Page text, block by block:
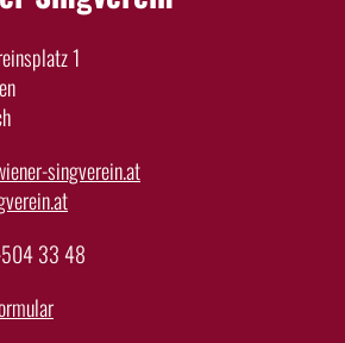
1
singverein.at
504 33 48